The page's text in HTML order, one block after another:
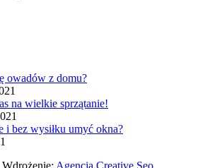
owadów z domu?
na wielkie sprzątanie!
i bez wysiłku umyć okna?
Agencja Creative Seo